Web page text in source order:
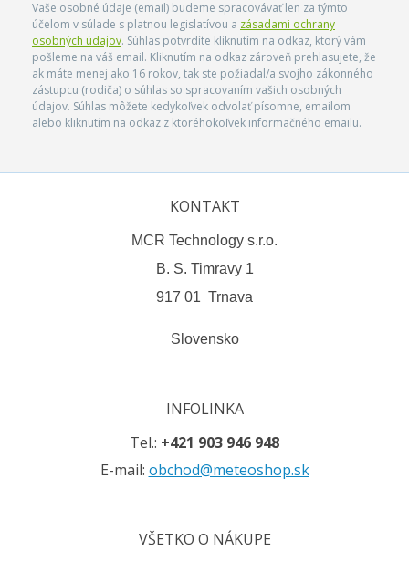
Vaše osobné údaje (email) budeme spracovávať len za týmto
účelom v súlade s platnou legislatívou a zásadami ochrany
osobných údajov. Súhlas potvrdíte kliknutím na odkaz, ktorý vám
pošleme na váš email. Kliknutím na odkaz zároveň prehlasujete, že
ak máte menej ako 16 rokov, tak ste požiadal/a svojho zákonného
zástupcu (rodiča) o súhlas so spracovaním vašich osobných
údajov. Súhlas môžete kedykoľvek odvolať písomne, emailom
alebo kliknutím na odkaz z ktoréhokoľvek informačného emailu.
KONTAKT
MCR Technology s.r.o.
B. S. Timravy 1
917 01 Trnava
Slovensko
INFOLINKA
Tel.: +421 903 946 948
E-mail: obchod@meteoshop.sk
VŠETKO O NÁKUPE